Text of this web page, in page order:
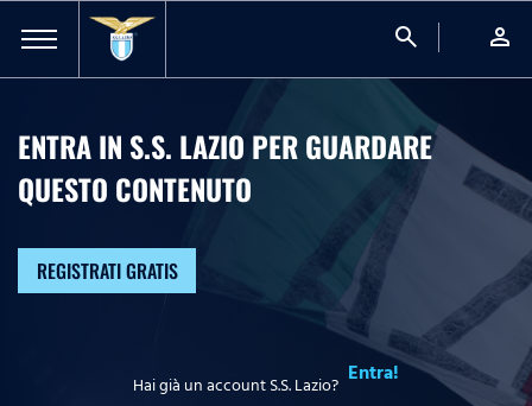
search person
ENTRA IN S.S. LAZIO PER GUARDARE
QUESTO CONTENUTO
REGISTRATI GRATIS
Hai già un account S.S. Lazio? Entra!